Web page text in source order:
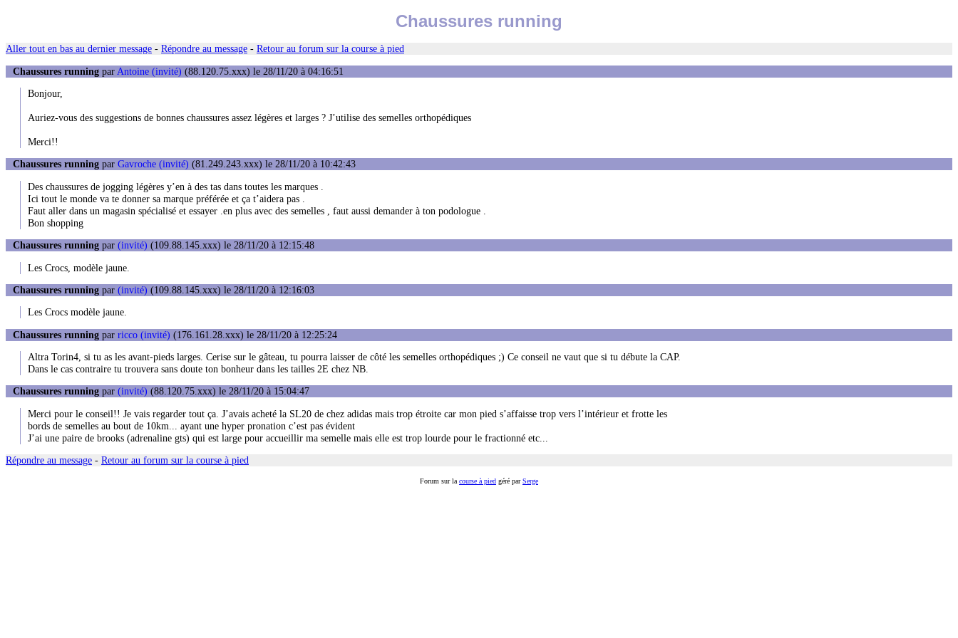
Chaussures running
Aller tout en bas au dernier message - Répondre au message - Retour au forum sur la course à pied
Chaussures running par Antoine (invité) (88.120.75.xxx) le 28/11/20 à 04:16:51
Bonjour,
Auriez-vous des suggestions de bonnes chaussures assez légères et larges ? J’utilise des semelles orthopédiques
Merci!!
Chaussures running par Gavroche (invité) (81.249.243.xxx) le 28/11/20 à 10:42:43
Des chaussures de jogging légères y’en à des tas dans toutes les marques .
Ici tout le monde va te donner sa marque préférée et ça t’aidera pas .
Faut aller dans un magasin spécialisé et essayer .en plus avec des semelles , faut aussi demander à ton podologue .
Bon shopping
Chaussures running par (invité) (109.88.145.xxx) le 28/11/20 à 12:15:48
Les Crocs, modèle jaune.
Chaussures running par (invité) (109.88.145.xxx) le 28/11/20 à 12:16:03
Les Crocs modèle jaune.
Chaussures running par ricco (invité) (176.161.28.xxx) le 28/11/20 à 12:25:24
Altra Torin4, si tu as les avant-pieds larges. Cerise sur le gâteau, tu pourra laisser de côté les semelles orthopédiques ;) Ce conseil ne vaut que si tu débute la CAP.
Dans le cas contraire tu trouvera sans doute ton bonheur dans les tailles 2E chez NB.
Chaussures running par (invité) (88.120.75.xxx) le 28/11/20 à 15:04:47
Merci pour le conseil!! Je vais regarder tout ça. J’avais acheté la SL20 de chez adidas mais trop étroite car mon pied s’affaisse trop vers l’intérieur et frotte les
bords de semelles au bout de 10km... ayant une hyper pronation c’est pas évident
J’ai une paire de brooks (adrenaline gts) qui est large pour accueillir ma semelle mais elle est trop lourde pour le fractionné etc...
Répondre au message - Retour au forum sur la course à pied
Forum sur la course à pied géré parSerge